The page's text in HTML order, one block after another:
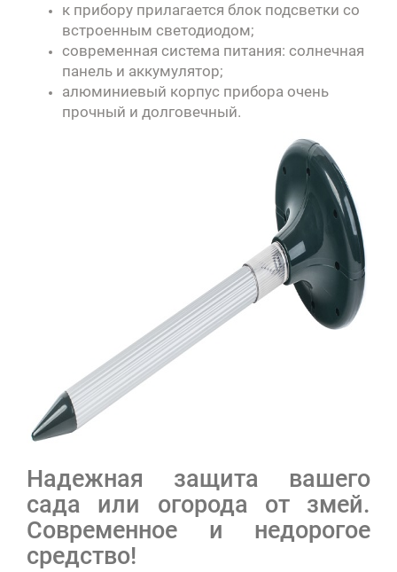
к прибору прилагается блок подсветки со
встроенным светодиодом;
современная система питания: солнечная
панель и аккумулятор;
алюминиевый корпус прибора очень
прочный и долговечный.
Надежная защита вашего
сада или огорода от змей.
Современное и недорогое
средство!